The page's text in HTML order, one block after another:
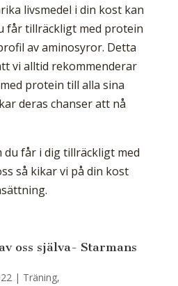
livsmedel i din kost kan
får tillräckligt med protein
av aminosyror. Detta
vi alltid rekommenderar
protein till alla sina
deras chanser att nå
du får i dig tillräckligt med
så kikar vi på din kost
oss själva- Starmans
| Träning,